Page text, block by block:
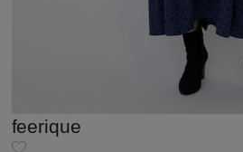
feerique